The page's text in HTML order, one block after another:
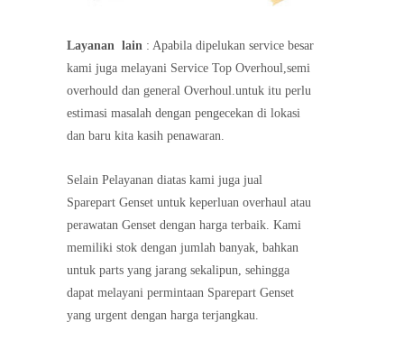
Layanan lain : Apabila dipelukan service besar
kami juga melayani Service Top Overhoul,semi
overhould dan general Overhoul.untuk itu perlu
estimasi masalah dengan pengecekan di lokasi
dan baru kita kasih penawaran.
Selain Pelayanan diatas kami juga jual
Sparepart Genset untuk keperluan overhaul atau
perawatan Genset dengan harga terbaik. Kami
memiliki stok dengan jumlah banyak, bahkan
untuk parts yang jarang sekalipun, sehingga
dapat melayani permintaan Sparepart Genset
yang urgent dengan harga terjangkau.